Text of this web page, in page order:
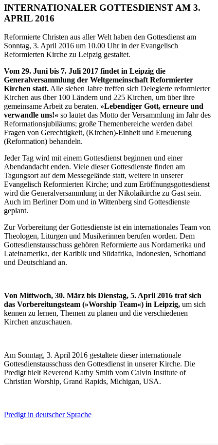
INTERNATIONALER GOTTESDIENST AM 3.
APRIL 2016
Reformierte Christen aus aller Welt haben den Gottesdienst am
Sonntag, 3. April 2016 um 10.00 Uhr in der Evangelisch
Reformierten Kirche zu Leipzig gestaltet.
Vom 29. Juni bis 7. Juli 2017 findet in Leipzig die
Generalversammlung der Weltgemeinschaft Reformierter
Kirchen statt.Alle sieben Jahre treffen sich Delegierte reformierter
Kirchen aus über 100 Ländern und 225 Kirchen, um über ihre
gemeinsame Arbeit zu beraten. »Lebendiger Gott, erneure und
verwandle uns!« so lautet das Motto der Versammlung im Jahr des
Reformationsjubiläums; große Themenbereiche werden dabei
Fragen von Gerechtigkeit, (Kirchen)-Einheit und Erneuerung
(Reformation) behandeln.
Jeder Tag wird mit einem Gottesdienst beginnen und einer
Abendandacht enden. Viele dieser Gottesdienste finden am
Tagungsort auf dem Messegelände statt, weitere in unserer
Evangelisch Reformierten Kirche; und zum Eröffnungsgottesdienst
wird die Generalversammlung in der Nikolaikirche zu Gast sein.
Auch im Berliner Dom und in Wittenberg sind Gottesdienste
geplant.
Zur Vorbereitung der Gottesdienste ist ein internationales Team von
Theologen, Liturgen und Musikerinnen berufen worden. Dem
Gottesdienstausschuss gehören Reformierte aus Nordamerika und
Lateinamerika, der Karibik und Südafrika, Indonesien, Schottland
und Deutschland an.
Von Mittwoch, 30. März bis Dienstag, 5. April 2016 traf sich
das Vorbereitungsteam (»Worship Team«) in Leipzig, um sich
kennen zu lernen, Themen zu planen und die verschiedenen
Kirchen anzuschauen.
Am Sonntag, 3. April 2016 gestaltete dieser internationale
Gottesdienstausschuss den Gottesdienst in unserer Kirche. Die
Predigt hielt Reverend Kathy Smith vom Calvin Institute of
Christian Worship, Grand Rapids, Michigan, USA.
Predigt in deutscher Sprache